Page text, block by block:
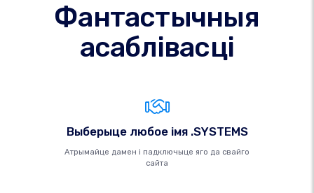
Фантастычныя
асаблівасці
Выберыце любое імя .SYSTEMS
Атрымайце дамен і падключыце яго да свайго
сайта